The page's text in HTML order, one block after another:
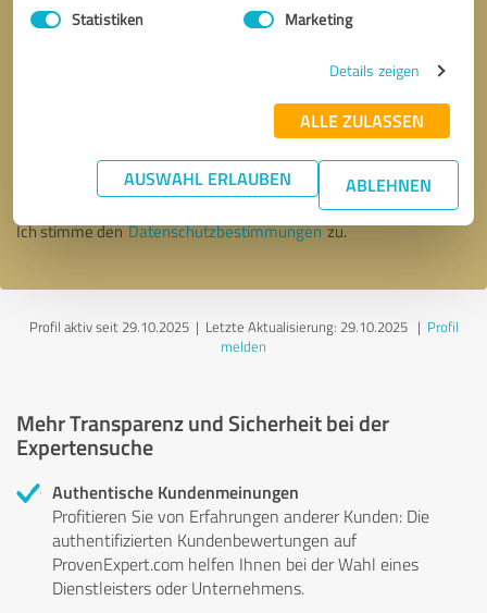
Statistiken Marketing
Details zeigen
ALLE ZULASSEN
AUSWAHL ERLAUBEN ABLEHNEN
* Erforderliche Angaben
Nachricht senden
Ich stimme denDatenschutzbestimmungenzu.
Profil aktiv seit 29.10.2025 | Letzte Aktualisierung: 29.10.2025| Profil
melden
Mehr Transparenz und Sicherheit bei der
Expertensuche
Authentische Kundenmeinungen
Profitieren Sie von Erfahrungen anderer Kunden: Die
authentifizierten Kundenbewertungen auf
ProvenExpert.com helfen Ihnen bei der Wahl eines
Dienstleisters oder Unternehmens.